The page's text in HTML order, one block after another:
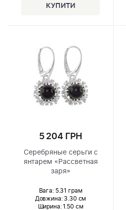
5 204 ГРН
Серебряные серьги с
янтарем «Рассветная
заря»
Вага: 5.31 грам
Довжина:3.30 см
Ширина: 1.50 см